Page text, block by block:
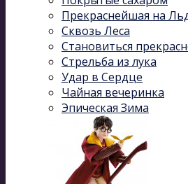
Прекраснейшая на
Сквозь Леса
Становиться
Стрельба из лука
Удар в Сердце
Чайная вечеринка
Эпическая Зима